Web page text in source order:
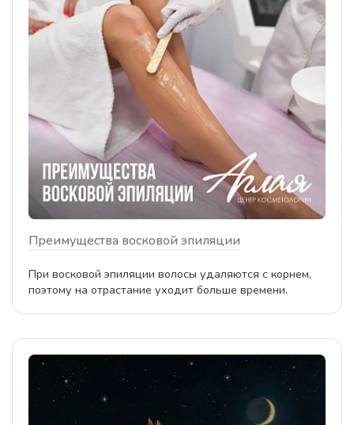
Преимущества восковой эпиляции
При восковой эпиляции волосы удаляются с корнем,
поэтому на отрастание уходит больше времени.